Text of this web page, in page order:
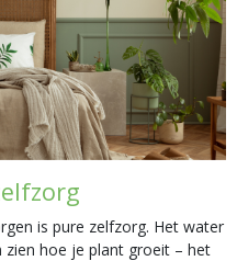
is pure zelfzorg. Het water
zien hoe je plant groeit – het